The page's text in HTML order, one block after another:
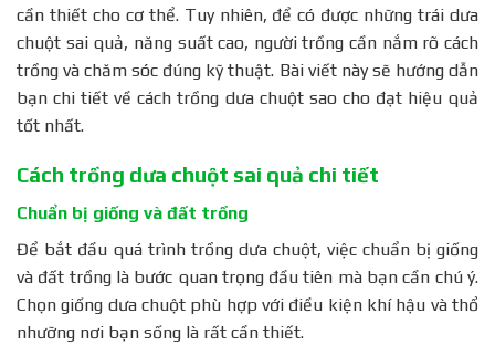
Chăm sóc và bón phân
Tưới nhủ sau khi cây trồng
Bón thúc lần 1 và lần 2
Bón thúc lần 1
Phòng trừ sâu bệnh
Phun hoặc tưới Validacin cho cây con
Thời điểm phun thuốc
Liều lượng sử dụng
Theo dõi và phòng trừ sâu bệnh kịp thời
Kiểm tra thường xuyên
cần thiết cho cơ thể. Tuy nhiên, để có được những trái dưa
chuột sai quả, năng suất cao, người trồng cần nắm rõ cách
trồng và chăm sóc đúng kỹ thuật. Bài viết này sẽ hướng dẫn
bạn chi tiết về cách trồng dưa chuột sao cho đạt hiệu quả
tốt nhất.
Cách trồng dưa chuột sai quả chi tiết
Chuẩn bị giống và đất trồng
Để bắt đầu quá trình trồng dưa chuột, việc chuẩn bị giống
và đất trồng là bước quan trọng đầu tiên mà bạn cần chú ý.
Chọn giống dưa chuột phù hợp với điều kiện khí hậu và thổ
nhưỡng nơi bạn sống là rất cần thiết.